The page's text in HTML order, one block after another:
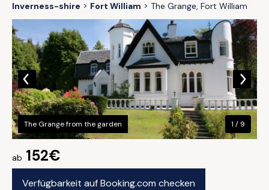
Inverness-shire
Fort William The Grange, Fort William
ab 152€
Verfügbarkeit auf Booking.com checken
The Grange from the garden 1 / 9